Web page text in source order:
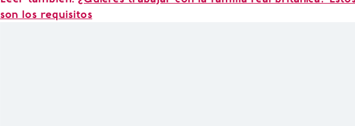
son los requisitos